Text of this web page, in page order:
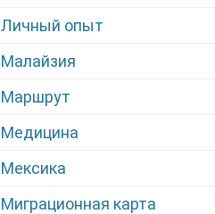
Личный опыт
Малайзия
Маршрут
Медицина
Мексика
Миграционная карта